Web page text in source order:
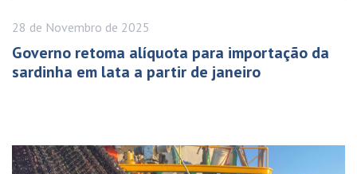
28 de Novembro de 2025
Governo retoma alíquota para importação da
sardinha em lata a partir de janeiro